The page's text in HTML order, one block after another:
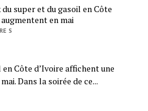
super et du gasoil en Côte
en mai
S
Côte d’Ivoire affichent une
Dans la soirée de ce...